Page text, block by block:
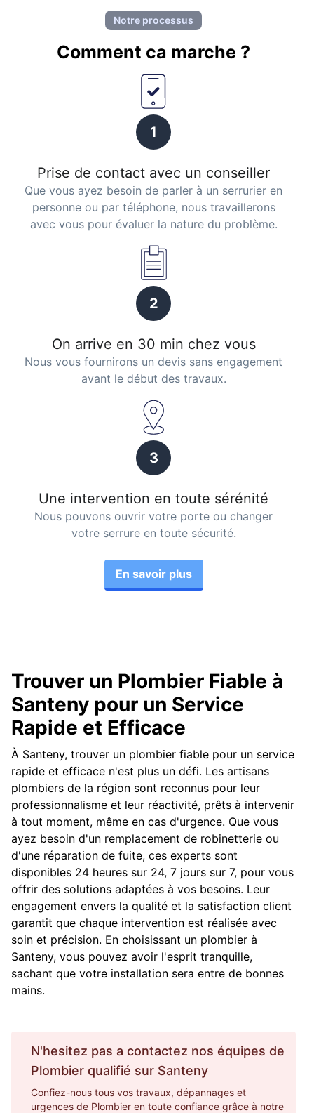
Notre processus
Comment ca marche ?
1
Prise de contact avec un conseiller
Que vous ayez besoin de parler à un serrurier en
personne ou par téléphone, nous travaillerons
avec vous pour évaluer la nature du problème.
2
On arrive en 30 min chez vous
Nous vous fournirons un devis sans engagement
avant le début des travaux.
3
Une intervention en toute sérénité
Nous pouvons ouvrir votre porte ou changer
votre serrure en toute sécurité.
En savoir plus
Trouver un Plombier Fiable à
Santeny pour un Service
Rapide et Efficace
À Santeny, trouver un plombier fiable pour un service
rapide et efficace n'est plus un défi. Les artisans
plombiers de la région sont reconnus pour leur
professionnalisme et leur réactivité, prêts à intervenir
à tout moment, même en cas d'urgence. Que vous
ayez besoin d'un remplacement de robinetterie ou
d'une réparation de fuite, ces experts sont
disponibles 24 heures sur 24, 7 jours sur 7, pour vous
offrir des solutions adaptées à vos besoins. Leur
engagement envers la qualité et la satisfaction client
garantit que chaque intervention est réalisée avec
soin et précision. En choisissant un plombier à
Santeny, vous pouvez avoir l'esprit tranquille,
sachant que votre installation sera entre de bonnes
mains.
N'hesitez pas a contactez nos équipes de
Plombier qualifié sur Santeny
Confiez-nous tous vos travaux, dépannages et
urgences de Plombier en toute confiance grâce à notre